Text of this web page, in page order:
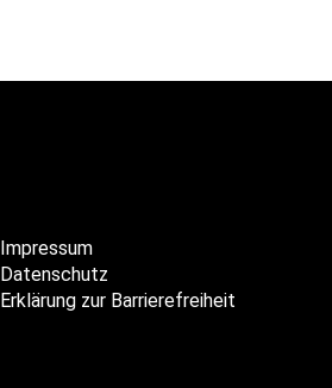
Impressum
Datenschutz
Erklärung zur Barrierefreiheit